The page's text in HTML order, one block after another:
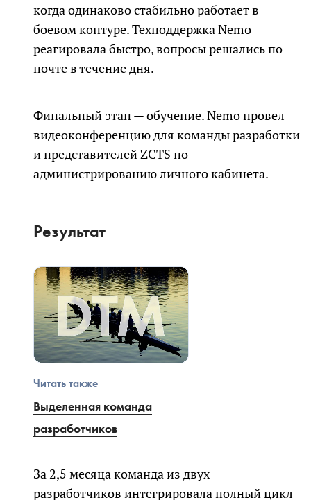
когда одинаково стабильно работает в
боевом контуре. Техподдержка Nemo
реагировала быстро, вопросы решались по
почте в течение дня.
Финальный этап — обучение. Nemo провел
видеоконференцию для команды разработки
и представителей ZCTS по
администрированию личного кабинета.
Результат
Читать также
Выделенная команда
разработчиков
За 2,5 месяца команда из двух
разработчиков интегрировала полный цикл